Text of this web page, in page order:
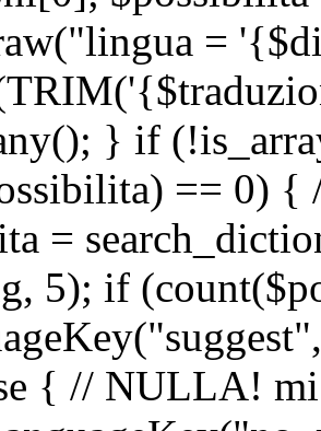
=
} if
== 0) {
=
5); if
{ // NULLA! mi